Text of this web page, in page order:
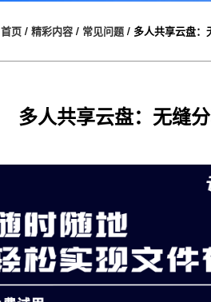
首页 / 精彩内容 / 常见问题 / 多人共享云盘：
多人共享云盘：无缝